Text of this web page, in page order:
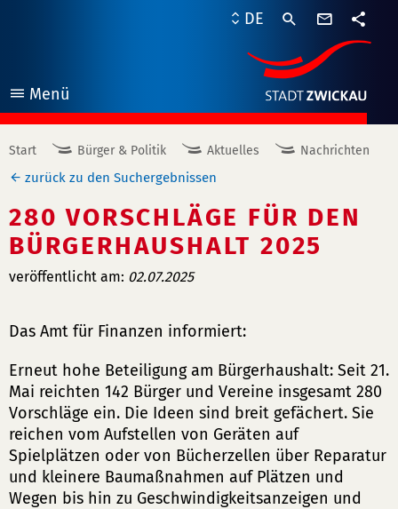
Menü
öffnen
DE
Start Bürger & Politik Aktuelles Nachrichten
zurück zu den Suchergebnissen
280 VORSCHLÄGE FÜR DEN
BÜRGERHAUSHALT 2025
veröffentlicht am: 02.07.2025
Das Amt für Finanzen informiert:
Erneut hohe Beteiligung am Bürgerhaushalt: Seit 21.
Mai reichten 142 Bürger und Vereine insgesamt 280
Vorschläge ein. Die Ideen sind breit gefächert. Sie
reichen vom Aufstellen von Geräten auf
Spielplätzen oder von Bücherzellen über Reparatur
und kleinere Baumaßnahmen auf Plätzen und
Wegen bis hin zu Geschwindigkeitsanzeigen und